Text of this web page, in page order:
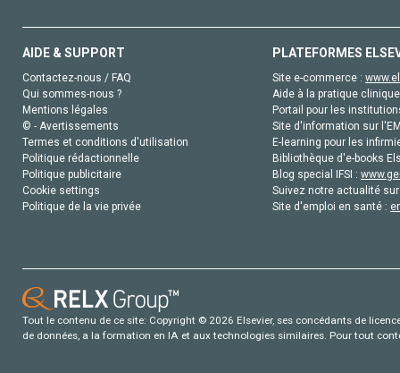
AIDE & SUPPORT
Contactez-nous / FAQ
Qui sommes-nous ?
Mentions légales
© - Avertissements
Termes et conditions d'utilisation
Politique rédactionnelle
Politique publicitaire
Cookie settings
Politique de la vie privée
PLATEFORMES
Site e-commerce :
Aide à la pratique
Portail pour les
Site d'information sur
E-learning pour les
Bibliothèque d'e-books
Blog special IFSI :
Suivez notre actualité
Site d'emploi en santé :
Tout le contenu de ce site: Copyright © 2026 Elsevier, ses concédants de
de données, a la formation en IA et aux technologies similaires. Pour tout